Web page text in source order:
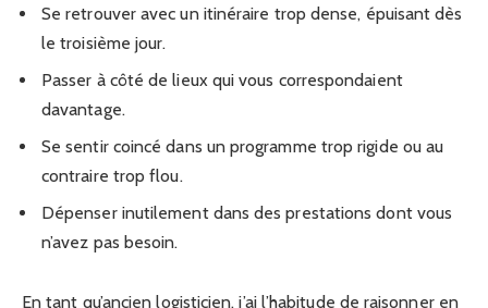
Se retrouver avec un itinéraire trop dense, épuisant dès
le troisième jour.
Passer à côté de lieux qui vous correspondaient
davantage.
Se sentir coincé dans un programme trop rigide ou au
contraire trop flou.
Dépenser inutilement dans des prestations dont vous
n’avez pas besoin.
En tant qu’ancien logisticien, j’ai l’habitude de raisonner en